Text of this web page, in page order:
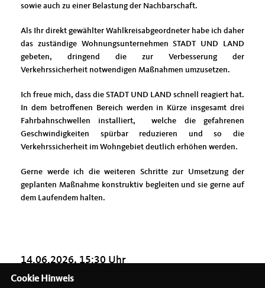
sowie auch zu einer Belastung der Nachbarschaft.
Als Ihr direkt gewählter Wahlkreisabgeordneter habe ich daher
das zuständige Wohnungsunternehmen STADT UND LAND
gebeten, dringend die zur Verbesserung der
Verkehrssicherheit notwendigen Maßnahmen umzusetzen.
Ich freue mich, dass die STADT UND LAND schnell reagiert hat.
In dem betroffenen Bereich werden in Kürze insgesamt drei
Fahrbahnschwellen installiert, welche die gefahrenen
Geschwindigkeiten spürbar reduzieren und so die
Verkehrssicherheit im Wohngebiet deutlich erhöhen werden.
Gerne werde ich die weiteren Schritte zur Umsetzung der
geplanten Maßnahme konstruktiv begleiten und sie gerne auf
dem Laufendem halten.
14.06.2026, 15:30 Uhr
Cookie Hinweis